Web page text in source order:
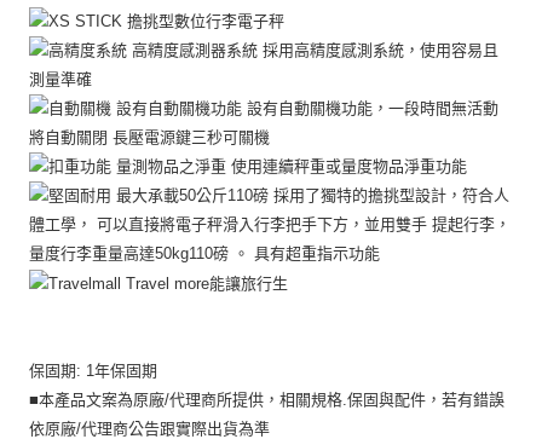
２．便利：只要手機號碼，簡訊認證，即可結帳。
３．安心：先確認商品／服務後，再付款。
【「AFTEE先享後付」結帳流程】
１．於結帳方式選擇「AFTEE先享後付」後，將跳轉至「AFTEE先享後付」
結帳頁面，進行簡訊認證並確認金額後，即可完成結帳。
２．訂單成立數日內，您將收到繳費通知簡訊。
３．收到繳費通知簡訊後14天內，點擊此簡訊中的連結，可透過四大超商／
ATM／網路銀行／等多元方式進行付款，方視為交易完成。
※ 請注意：結帳手續完成當下不需立刻繳費，但若您需要取消訂單，請聯絡
購買商品的店家。未經商家同意取消之訂單仍視為有效，需透過AFTEE先享
後付繳納相關費用。
※ 交易是否成功請以「AFTEE先享後付 」之結帳頁面顯示為準，若有關於
是否繳費成功／繳費後需取消欲退款等相關疑問，請聯繫「AFTEE先享後付
１．透過由恩沛科技股份有限公司提供之「AFTEE先享後付」服務完成之交
易，需依本服務之必要範圍內提供個人資料，並將交易相關給付款項請求債
權轉讓予恩沛科技股份有限公司。
全家取貨付款
每筆NT$60，滿NT$699(含以上)免運費
付款後全家取貨
每筆NT$60，滿NT$699(含以上)免運費
7-11取貨付款
每筆NT$60，滿NT$699(含以上)免運費
付款後7-11取貨
每筆NT$80，滿NT$1,000(含以上)免運費
保固期: 1年保固期
■本產品文案為原廠/代理商所提供，相關規格.保固與配件，若有錯誤
依原廠/代理商公告跟實際出貨為準